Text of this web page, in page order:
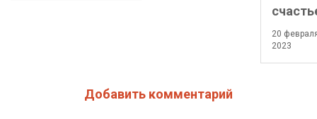
20
2023
Добавить комментарий